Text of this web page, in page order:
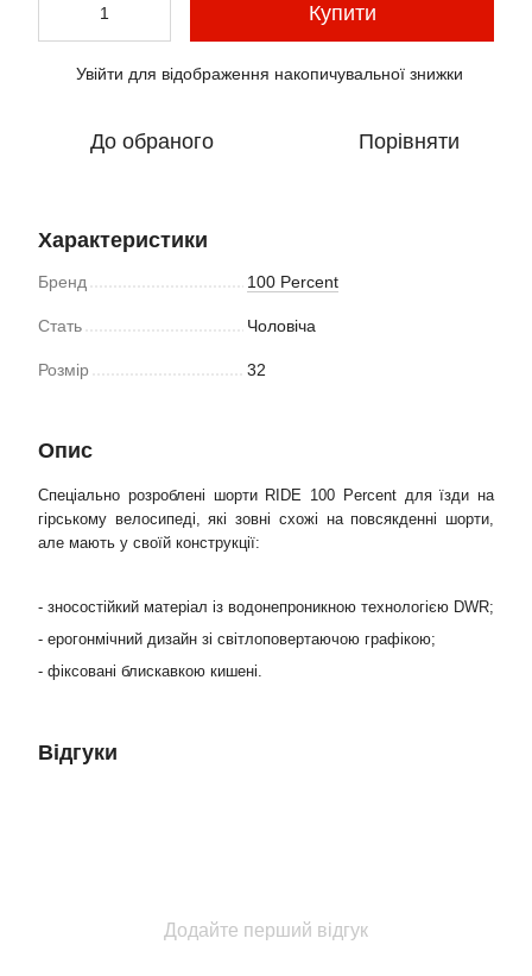
Купити
Увійти для відображення накопичувальної знижки
До обраного Порівняти
Характеристики
Бренд 100 Percent
Стать Чоловіча
Розмір 32
Опис
Спеціально розроблені шорти RIDE 100 Percent для їзди на
гірському велосипеді, які зовні схожі на повсякденні шорти,
але мають у своїй конструкції:
- зносостійкий матеріал із водонепроникною технологією DWR;
- ерогонмічний дизайн зі світлоповертаючою графікою;
- фіксовані блискавкою кишені.
Відгуки
Додайте перший відгук